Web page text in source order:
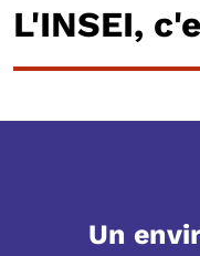
L'INSEI,
Un